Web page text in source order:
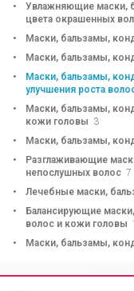
Увлажняющие маски,
цвета окрашенных
Маски, бальзамы,
Маски, бальзамы,
Маски, бальзамы,
улучшения роста
Маски, бальзамы,
кожи головы 3
Маски, бальзамы,
Разглаживающие
непослушных волос 7
Лечебные маски,
Балансирующие
волос и кожи головы
Маски, бальзамы,